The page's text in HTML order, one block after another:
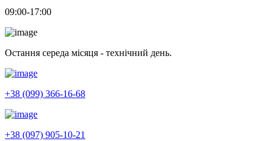
09:00-17:00
Остання середа місяця - технічний день.
+38 (099) 366-16-68
+38 (097) 905-10-21